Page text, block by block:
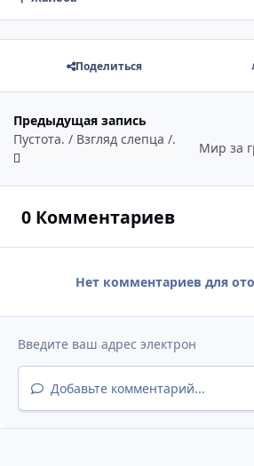
Поделиться
Предыдущая запись
Пустота. / Взгляд слепца /.
0 Комментариев
Нет комментариев для
Добавьте комментарий...